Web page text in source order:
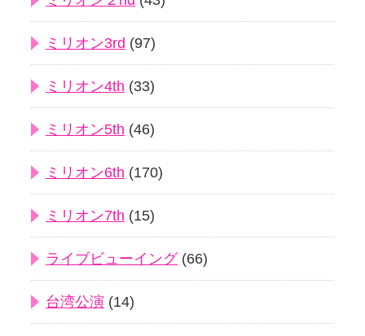
ミリオン3rd (97)
ミリオン4th (33)
ミリオン5th (46)
ミリオン6th (170)
ミリオン7th (15)
ライブビューイング(66)
台湾公演 (14)